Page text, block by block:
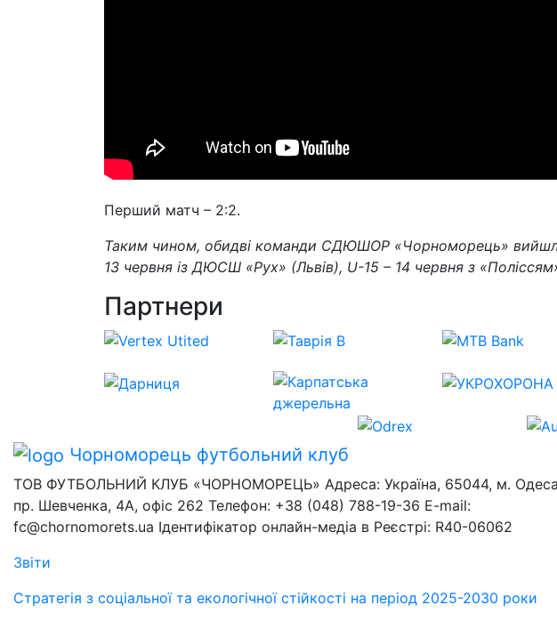
Перший матч – 2:2.
Таким чином, обидві команди СДЮШОР «Чорноморець» вийшли
13 червня із ДЮСШ «Рух» (Львів), U-15 – 14 червня з
Партнери
Чорноморець футбольний клуб
ТОВ ФУТБОЛЬНИЙ КЛУБ «ЧОРНОМОРЕЦЬ» Адреса: Україна, 65044, м.
пр. Шевченка, 4А, офіс 262 Телефон: +38 (048) 788-19-36 E-mail:
fc@chornomorets.ua Ідентифікатор онлайн-медіа в Реєстрі: R40-06062
Звіти
Стратегія з соціальної та екологічної стійкості на період 2025-2030 роки